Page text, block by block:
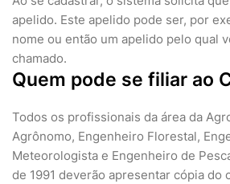
apelido. Este apelido pode ser, por
nome ou então um apelido pelo qual
chamado.
Quem pode se filiar ao
Todos os profissionais da área da
Agrônomo, Engenheiro Florestal,
Meteorologista e Engenheiro de
de 1991 deverão apresentar cópia do